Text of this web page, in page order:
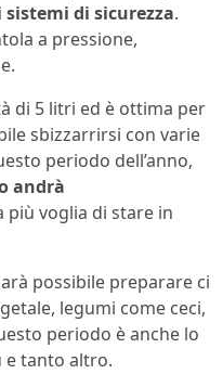
di sicurezza.
a pressione,
di 5 litri ed è ottima per
sbizzarrirsi con varie
periodo dell’anno,
andrà
più voglia di stare in
possibile preparare ci
legumi come ceci,
periodo è anche lo
e tanto altro.